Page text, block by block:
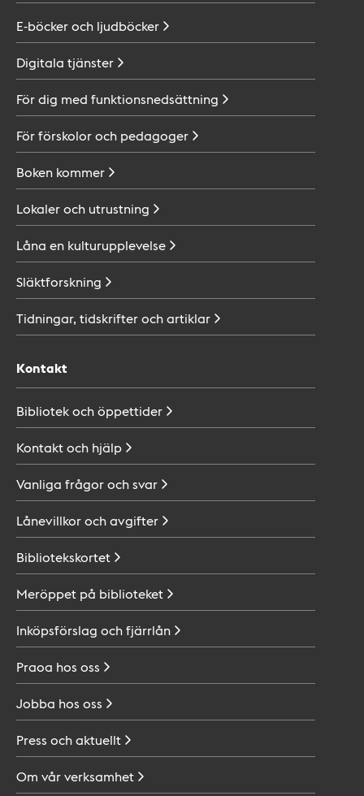
E-böcker och ljudböcker
Digitala tjänster
För dig med funktionsnedsättning
För förskolor och pedagoger
Boken kommer
Lokaler och utrustning
Låna en kulturupplevelse
Släktforskning
Tidningar, tidskrifter ochartiklar
Kontakt
Bibliotek ochöppettider
Kontakt och hjälp
Vanliga frågor ochsvar
Lånevillkor ochavgifter
Bibliotekskortet
Meröppet på biblioteket
Inköpsförslag ochfjärrlån
Praoa hos oss
Jobba hos oss
Press ochaktuellt
Om vårverksamhet